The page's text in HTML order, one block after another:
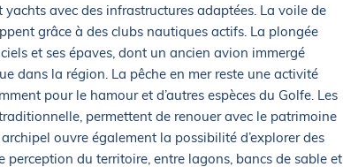
avec des infrastructures adaptées. La voile de
grâce à des clubs nautiques actifs. La plongée
et ses épaves, dont un ancien avion immergé
dans la région. La pêche en mer reste une activité
pour le hamour et d’autres espèces du Golfe. Les
permettent de renouer avec le patrimoine
ouvre également la possibilité d’explorer des
du territoire, entre lagons, bancs de sable et